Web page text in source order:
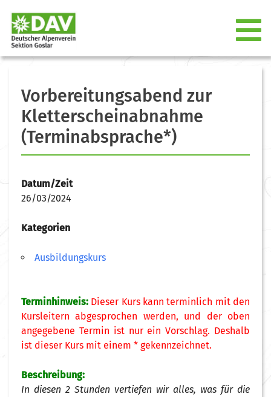
Vorbereitungsabend zur
Kletterscheinabnahme
(Terminabsprache*)
Datum/Zeit
26/03/2024
Kategorien
Ausbildungskurs
Terminhinweis: Dieser Kurs kann terminlich mit den
Kursleitern abgesprochen werden, und der oben
angegebene Termin ist nur ein Vorschlag. Deshalb
ist dieser Kurs mit einem * gekennzeichnet.
Beschreibung:
In diesen 2 Stunden vertiefen wir alles, was für die